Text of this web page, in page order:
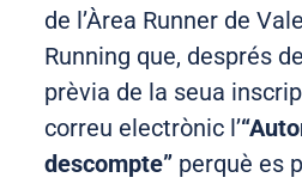
de l’Àrea Runner de
Running que, després
prèvia de la seua
correu electrònic l’
descompte” perquè es